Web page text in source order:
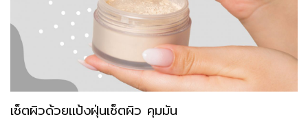
เซ็ตผิวด้วยแป้งฝุ่นเซ็ตผิว คุมมัน